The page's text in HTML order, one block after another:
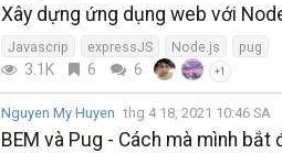
Xây dựng ứng dụng web với
Javascrip expressJS Node.js pug
3.1K 6 6 +1
Nguyen My Huyen thg 4 18, 2021 10:46 SA
BEM và Pug - Cách mà mình bắt